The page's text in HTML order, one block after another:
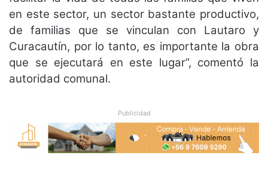
en este sector, un sector bastante productivo,
de familias que se vinculan con Lautaro y
Curacautín, por lo tanto, es importante la obra
que se ejecutará en este lugar”, comentó la
autoridad comunal.
Publicidad